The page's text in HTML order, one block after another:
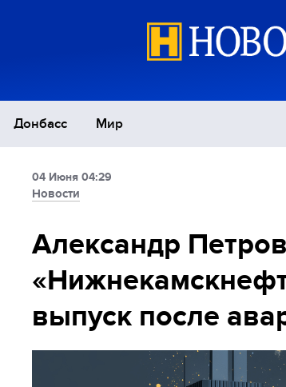
Донбасс Мир
Экономика
Спорт
04 Июня 04:29
Новости
Александр
выпуск после